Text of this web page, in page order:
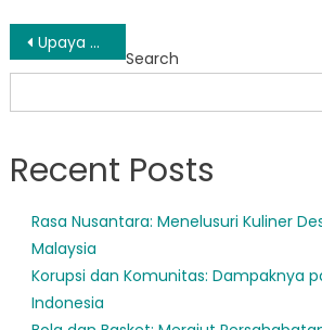
Post
navigation
Upaya Masyarakat Mendukung dan Memberdayakan Anak Terlantar di Sumatera Barat
Search
Recent Posts
Rasa Nusantara: Menelusuri Kuliner
Malaysia
Korupsi dan Komunitas: Dampaknya
Indonesia